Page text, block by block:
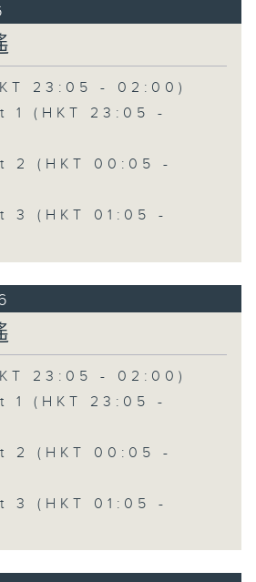
23:05 - 02:00)
1 (HKT 23:05 -
2 (HKT 00:05 -
3 (HKT 01:05 -
23:05 - 02:00)
1 (HKT 23:05 -
2 (HKT 00:05 -
3 (HKT 01:05 -